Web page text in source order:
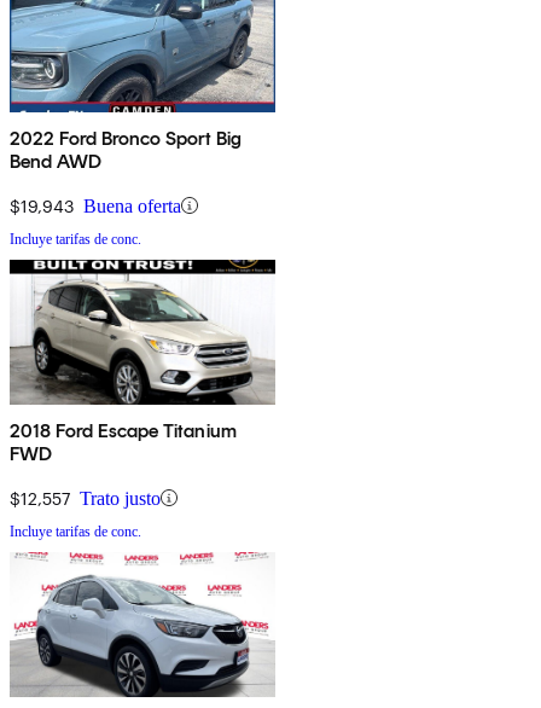
2022 Ford Bronco Sport Big
Bend AWD
$19,943 Buena oferta
Incluye tarifas de conc.
2018 Ford Escape Titanium
FWD
$12,557 Trato justo
Incluye tarifas de conc.